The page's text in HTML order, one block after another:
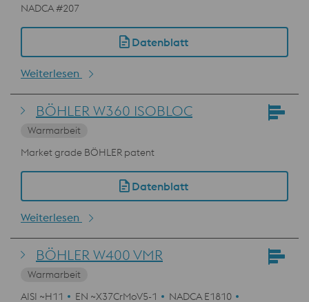
NADCA #207
Datenblatt
Weiterlesen
BÖHLER W360 ISOBLOC
Warmarbeit
Market grade BÖHLER patent
Datenblatt
Weiterlesen
BÖHLER W400 VMR
Warmarbeit
AISI ~H11
EN ~X37CrMoV5-1
NADCA E1810